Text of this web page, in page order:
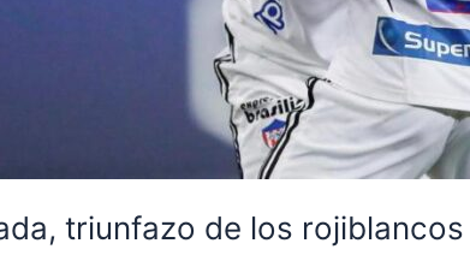
triunfazo de los rojiblancos